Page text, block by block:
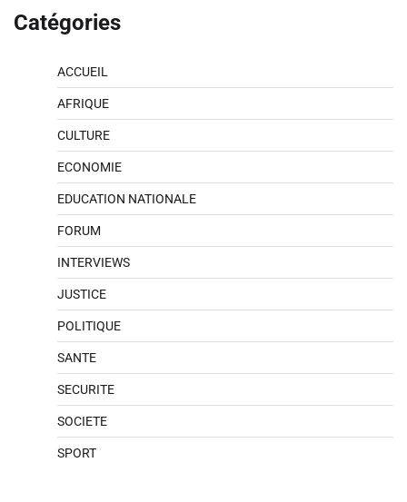
Catégories
ACCUEIL
AFRIQUE
CULTURE
ECONOMIE
EDUCATION NATIONALE
FORUM
INTERVIEWS
JUSTICE
POLITIQUE
SANTE
SECURITE
SOCIETE
SPORT